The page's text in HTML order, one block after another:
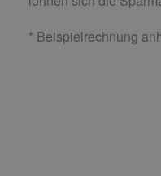
* Beispielrechnung